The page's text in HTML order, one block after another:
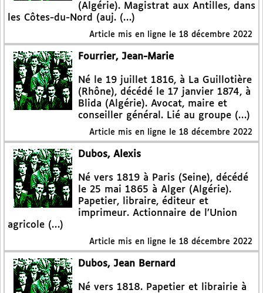
(Algérie). Magistrat aux Antilles, dans
les Côtes-du-Nord (auj. (…)
Article mis en ligne le 18 décembre 2022
Fourrier, Jean-Marie
Né le 19 juillet 1816, à La Guillotière
(Rhône), décédé le 17 janvier 1874, à
Blida (Algérie). Avocat, maire et
conseiller général. Lié au groupe (…)
Article mis en ligne le 18 décembre 2022
Dubos, Alexis
Né vers 1819 à Paris (Seine), décédé
le 25 mai 1865 à Alger (Algérie).
Papetier, libraire, éditeur et
imprimeur. Actionnaire de l’Union
agricole (…)
Article mis en ligne le 18 décembre 2022
Dubos, Jean Bernard
Né vers 1818. Papetier et librairie à